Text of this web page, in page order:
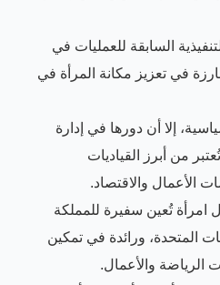
السابقة للعمليات في
في تعزيز مكانة المرأة في
إلا أن دورها في إدارة
من أبرز القياديات
الأعمال والاقتصاد.
امرأة تُعين سفيرة للمملكة
المتحدة، ورائدة في تمكين
الرياضة والأعمال.